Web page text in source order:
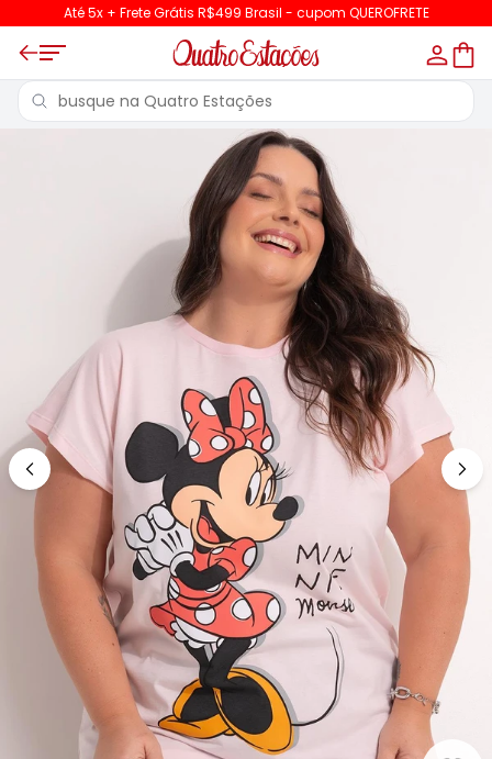
Até 5x + Frete Grátis R$499 Brasil - cupom QUEROFRETE